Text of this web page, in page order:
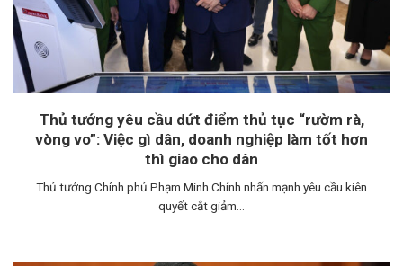
Thủ tướng yêu cầu dứt điểm thủ tục “rườm rà,
vòng vo”: Việc gì dân, doanh nghiệp làm tốt hơn
thì giao cho dân
Thủ tướng Chính phủ Phạm Minh Chính nhấn mạnh yêu cầu kiên
quyết cắt giảm...